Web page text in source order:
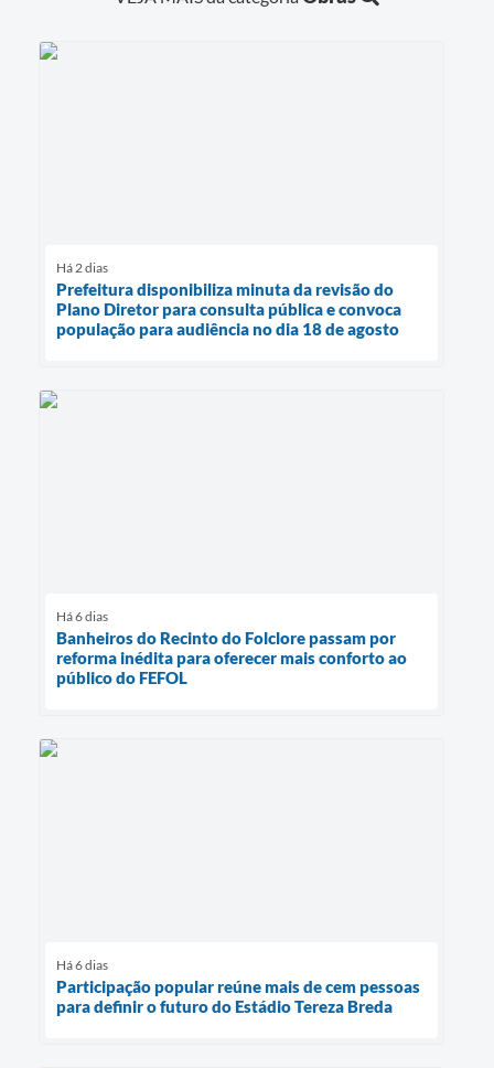
Há 2 dias
Prefeitura disponibiliza minuta da revisão do
Plano Diretor para consulta pública e convoca
população para audiência no dia 18 de agosto
Há 6 dias
Banheiros do Recinto do Folclore passam por
reforma inédita para oferecer mais conforto ao
público do FEFOL
Há 6 dias
Participação popular reúne mais de cem pessoas
para definir o futuro do Estádio Tereza Breda